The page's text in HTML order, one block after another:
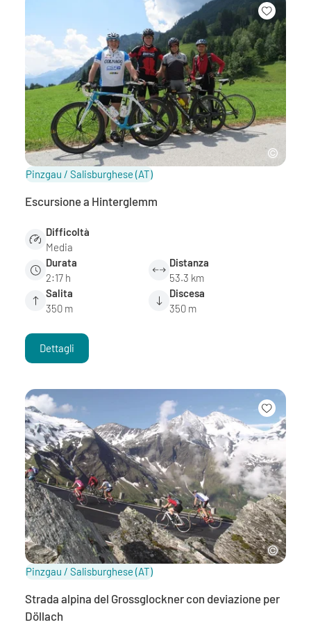
Pinzgau / Salisburghese (AT)
Escursione a Hinterglemm
Difficoltà
Media
Durata
2:17 h
Distanza
53.3 km
Salita
350 m
Discesa
350 m
Dettagli
Pinzgau / Salisburghese (AT)
Strada alpina del Grossglockner con deviazione per
Döllach